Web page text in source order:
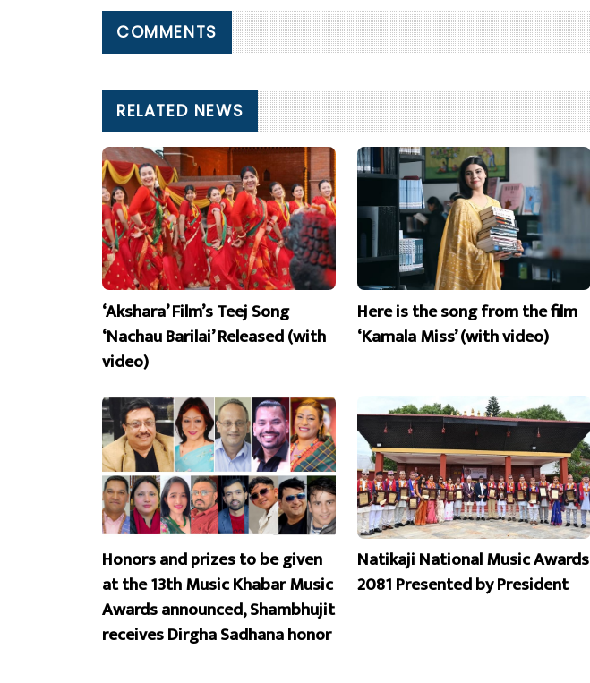
COMMENTS
RELATED NEWS
‘Akshara’ Film’s Teej Song
‘Nachau Barilai’ Released (with
video)
Here is the song from the film
‘Kamala Miss’ (with video)
Honors and prizes to be given
at the 13th Music Khabar Music
Awards announced, Shambhujit
receives Dirgha Sadhana honor
Natikaji National Music Awards
2081 Presented by President